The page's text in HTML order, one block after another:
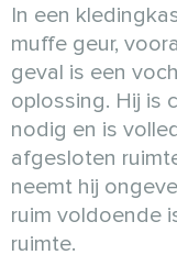
In een
muffe geur,
geval is een
oplossing. Hij is
nodig en is
afgesloten
neemt hij
ruim voldoende
ruimte.